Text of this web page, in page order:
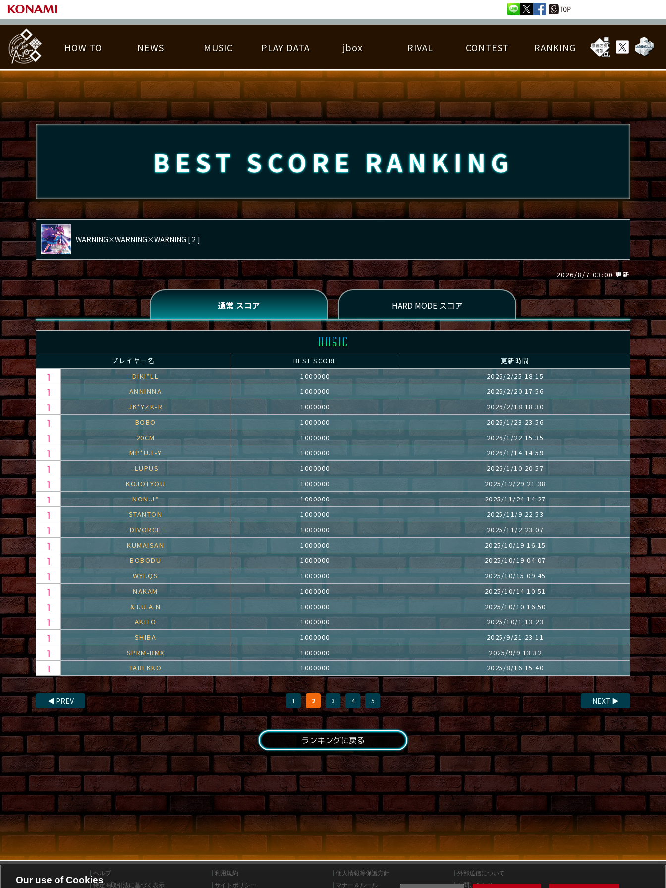
HOW TO
基本の遊び方 遊び方ガイド
NEWS MUSIC
遊べる楽曲 アーティスト紹介
PLAY DATA
PLAY DATA TOP EMBLEM ゆびベル 楽曲データ 詳細楽曲データ
称号 プレー履歴 プレーグラフ ねんごろチャレンジ EDIT譜面
jbox RIVAL
ライバル一覧 逆ライバル一覧 ライバル比較 プレーヤー検索 フレンドリスト
CONTEST
大会参加 大会開催 大会参加情報 大会とは？
RANKING
LICENSE HIT CHART ORIGINAL HIT CHART BEST SCORE RANKING TOTAL BEST SCORE RANKING
BEST SCORE RANKING
WARNING×WARNING×WARNING [ 2 ]
2026/8/7 03:00 更新
プレイヤー名 BEST SCORE
更新時間
DIKI*LL
1000000
2026/2/25 18:15
ANNINNA
1000000
2026/2/20 17:56
JK*YZK-R
1000000
2026/2/18 18:30
BOBO
1000000
2026/1/23 23:56
20CM
1000000
2026/1/22 15:35
MP*U.L-Y
1000000
2026/1/14 14:59
.LUPUS
1000000
2026/1/10 20:57
KOJOTYOU
1000000
2025/12/29 21:38
NON.J*
1000000
2025/11/24 14:27
STANTON
1000000
2025/11/9 22:53
DIVORCE
1000000
2025/11/2 23:07
KUMAISAN
1000000
2025/10/19 16:15
BOBODU
1000000
2025/10/19 04:07
WYI.QS
1000000
2025/10/15 09:45
NAKAM
1000000
2025/10/14 10:51
&T.U.A.N
1000000
2025/10/10 16:50
AKITO
1000000
2025/10/1 13:23
SHIBA
1000000
2025/9/21 23:11
SPRM-BMX
1000000
2025/9/9 13:32
TABEKKO
1000000 2025/8/16 15:40
◀ PREV 1 2 3 4 5 NEXT ▶
ランキングに戻る
ヘルプ 利用規約 個人情報等保護方針
外部送信について
特定商取引法に基づく表示
サイトポリシー マナー＆ルール お問い合わせ
Our use of Cookies